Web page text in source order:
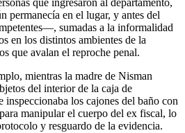
que ingresaron al departamento,
permanecía en el lugar, y antes del
sumadas a la informalidad
en los distintos ambientes de la
que avalan el reproche penal.
mientras la madre de Nisman
del interior de la caja de
inspeccionaba los cajones del baño con
manipular el cuerpo del ex fiscal, lo
y resguardo de la evidencia.